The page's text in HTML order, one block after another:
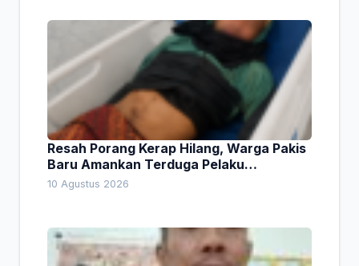
Resah Porang Kerap Hilang, Warga Pakis
Baru Amankan Terduga Pelaku
Pencurian
10 Agustus 2026